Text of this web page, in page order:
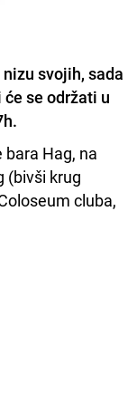
svojih, sada
će se održati u
Hag, na
(bivši krug
cluba,